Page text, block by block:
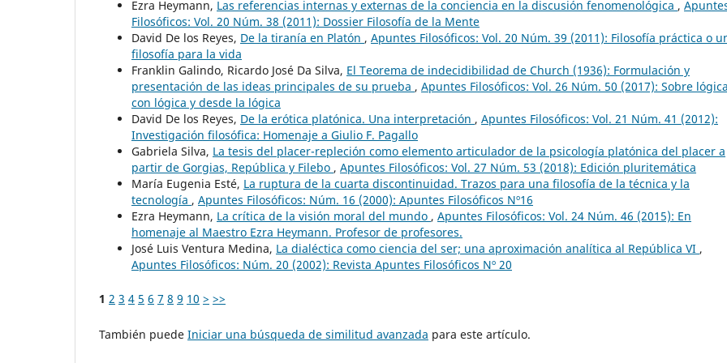
Ezra Heymann, Las referencias internas y externas de la conciencia en la discusión fenomenológica ,
Filosóficos: Vol. 20 Núm. 38 (2011): Dossier Filosofía de la Mente
David De los Reyes, De la tiranía en Platón , Apuntes Filosóficos: Vol. 20 Núm. 39 (2011): Filosofía práctica o
filosofía para la vida
Franklin Galindo, Ricardo José Da Silva, El Teorema de indecidibilidad de Church (1936): Formulación y
presentación de las ideas principales de su prueba , Apuntes Filosóficos: Vol. 26 Núm. 50 (2017): Sobre
con lógica y desde la lógica
David De los Reyes, De la erótica platónica. Una interpretación , Apuntes Filosóficos: Vol. 21 Núm. 41 (2012):
Investigación filosófica: Homenaje a Giulio F. Pagallo
Gabriela Silva, La tesis del placer-repleción como elemento articulador de la psicología platónica del placer a
partir de Gorgias, República y Filebo , Apuntes Filosóficos: Vol. 27 Núm. 53 (2018): Edición pluritemática
María Eugenia Esté, La ruptura de la cuarta discontinuidad. Trazos para una filosofía de la técnica y la
tecnología , Apuntes Filosóficos: Núm. 16 (2000): Apuntes Filosóficos Nº16
Ezra Heymann, La crítica de la visión moral del mundo , Apuntes Filosóficos: Vol. 24 Núm. 46 (2015): En
homenaje al Maestro Ezra Heymann. Profesor de profesores.
José Luis Ventura Medina, La dialéctica como ciencia del ser; una aproximación analítica al República VI ,
Apuntes Filosóficos: Núm. 20 (2002): Revista Apuntes Filosóficos Nº 20
1 2 3 4 5 6 7 8 9 10 > >>
También puede Iniciar una búsqueda de similitud avanzada para este artículo.